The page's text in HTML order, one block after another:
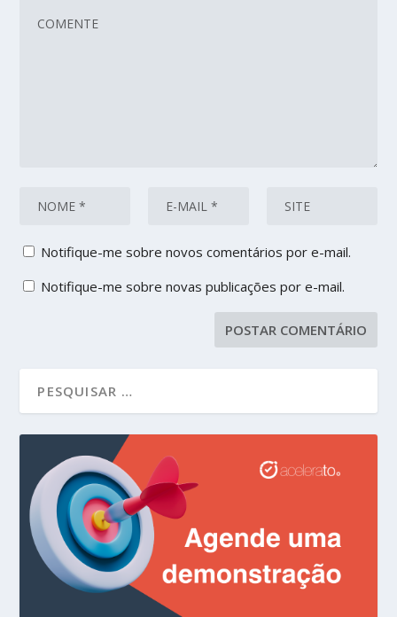
Notifique-me sobre novos comentários por e-mail.
Notifique-me sobre novas publicações por e-mail.